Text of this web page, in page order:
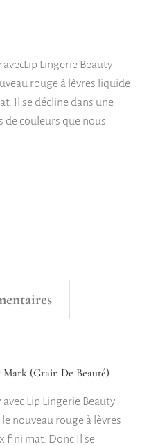
Lingerie Beauty
rouge à lèvres liquide
Il se décline dans une
couleurs que nous
(Grain De Beauté)
Lip Lingerie Beauty
nouveau rouge à lèvres
fini mat. Donc Il se